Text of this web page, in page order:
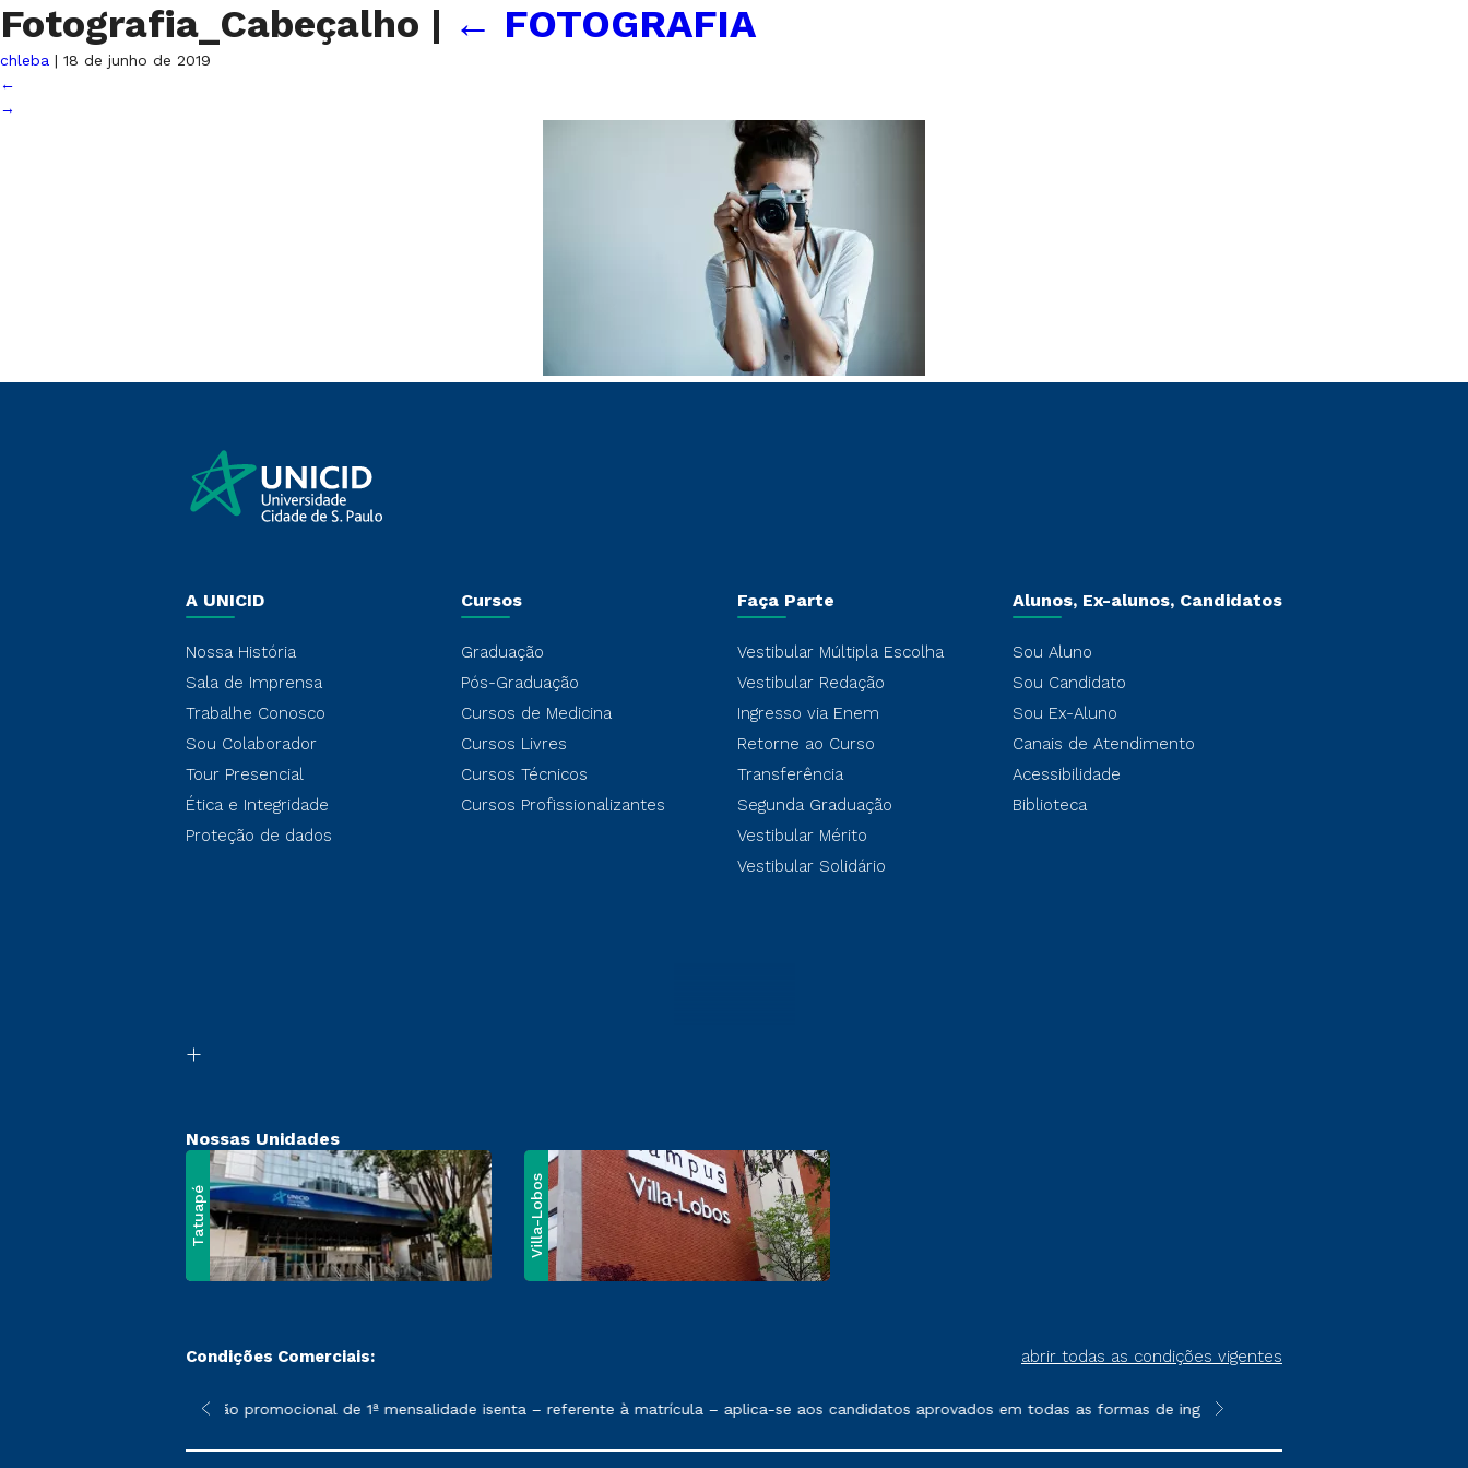
Fotografia_Cabeçalho | ← FOTOGRAFIA
chleba | 18 de junho de 2019
←
→
A UNICID
Nossa História
Sala de Imprensa
Trabalhe Conosco
Sou Colaborador
Tour Presencial
Ética e Integridade
Proteção de dados
Cursos
Graduação
Pós-Graduação
Cursos de Medicina
Cursos Livres
Cursos Técnicos
Cursos Profissionalizantes
Faça Parte
Vestibular Múltipla Escolha
Vestibular Redação
Ingresso via Enem
Retorne ao Curso
Transferência
Segunda Graduação
Vestibular Mérito
Vestibular Solidário
Alunos, Ex-alunos, Candidatos
Sou Aluno
Sou Candidato
Sou Ex-Aluno
Canais de Atendimento
Acessibilidade
Biblioteca
Nossas Unidades
Tatuapé Villa-Lobos
Condições Comerciais: abrir todas as condições vigentes
sofrer alterações nos períodos de rematrícula conforme exposto no contrato de prestação de serviços
*A condição promocional de 1ª mensalidade isenta – referente à matrícula – aplica-se aos candidatos aprovados em todas as formas de ingresso, exceto na prova on-line
**Semipresencial é um formato do